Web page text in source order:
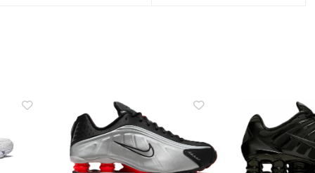
Add to
wishlist
Add to
wishlist